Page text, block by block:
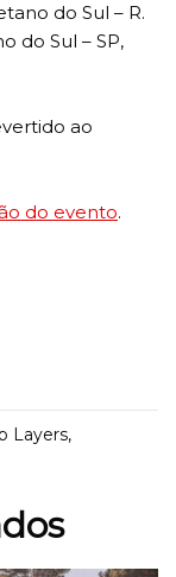
do Sul – R.
do Sul – SP,
ao
do evento.
Layers,